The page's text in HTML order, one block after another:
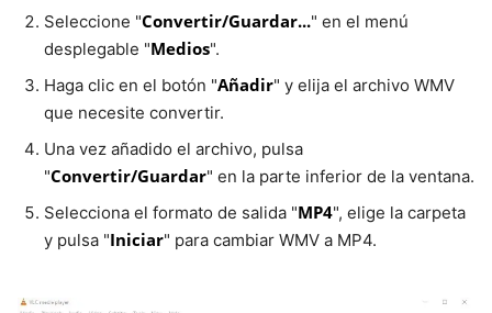
Seleccione "Convertir/Guardar..." en el menú
desplegable "Medios".
Haga clic en el botón "Añadir" y elija el archivo WMV
que necesite convertir.
Una vez añadido el archivo, pulsa
"Convertir/Guardar" en la parte inferior de la ventana.
Selecciona el formato de salida "MP4", elige la carpeta
y pulsa "Iniciar" para cambiar WMV a MP4.